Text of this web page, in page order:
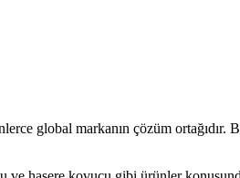
global markanın çözüm